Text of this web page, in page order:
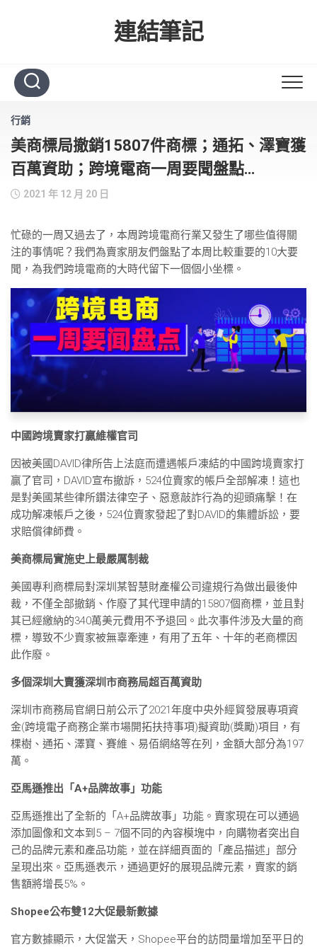
連結筆記
行銷
美商標局撤銷15807件商標；通拓、澤寶獲
百萬資助；跨境電商一周要聞盤點…
2021 年 12 月 20 日
忙碌的一周又過去了，本周跨境電商行業又發生了哪些值得關
注的事情呢？我們為賣家朋友們盤點了本周比較重要的10大要
聞，為我們跨境電商的大時代留下一個個小坐標。
中國跨境賣家打贏維權官司
因被美國DAVID律所告上法庭而遭遇帳戶凍結的中國跨境賣家打
贏了官司，DAVID宣布撤訴，524位賣家的帳戶全部解凍！這也
是對美國某些律所鑽法律空子、惡意敲詐行為的迎頭痛擊！在
成功解凍帳戶之後，524位賣家發起了對DAVID的集體訴訟，要
求賠償律師費。
美商標局實施史上最嚴厲制裁
美國專利商標局對深圳某智慧財產權公司違規行為做出最後仲
裁，不僅全部撤銷、作廢了其代理申請的15807個商標，並且對
其已經繳納的340萬美元費用不予退回。此次事件涉及大量的商
標，導致不少賣家被無辜牽連，有用了五年、十年的老商標因
此作廢。
多個深圳大賣獲深圳市商務局超百萬資助
深圳市商務局官網日前公示了2021年度中央外經貿發展專項資
金(跨境電子商務企業市場開拓扶持事項)擬資助(獎勵)項目，有
棵樹、通拓、澤寶、賽維、易佰網絡等在列，金額大部分為197
萬。
亞馬遜推出「A+品牌故事」功能
亞馬遜推出了全新的「A+品牌故事」功能。賣家現在可以通過
添加圖像和文本到5 – 7個不同的內容模塊中，向購物者突出自
己的品牌元素和產品功能，並在詳細頁面的「產品描述」部分
呈現出來。亞馬遜表示，通過更好的展現品牌元素，賣家的銷
售額將增長5%。
Shopee公布雙12大促最新數據
官方數據顯示，大促當天，Shopee平台的訪問量增加至平日的